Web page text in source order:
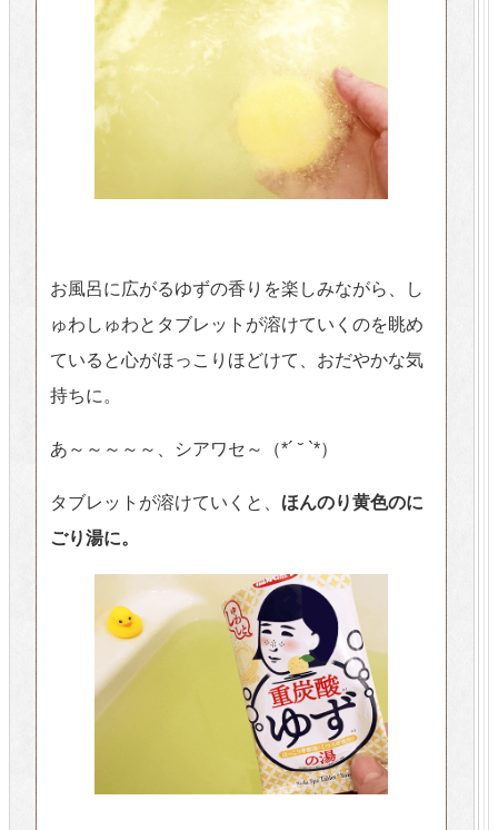
お風呂に広がるゆずの香りを楽しみながら、し
ゅわしゅわとタブレットが溶けていくのを眺め
ていると心がほっこりほどけて、おだやかな気
持ちに。
あ～～～～～、シアワセ～（*´ ˘ `*）
タブレットが溶けていくと、 ほんのり黄色のに
ごり湯に。